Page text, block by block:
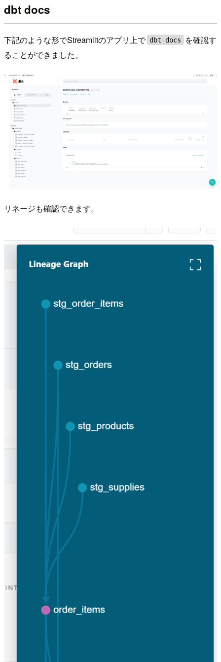
dbt docs
下記のような形でStreamlitのアプリ上で dbt docs
を確認す
ることができました。
リネージも確認できます。